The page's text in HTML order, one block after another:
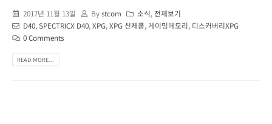
2017년 11월 13일 Bystcom 소식, 전체보기
D40,SPECTRICX D40,XPG,XPG 신제품, 게이밍메모리, 디스커버리XPG
0 Comments
READ MORE...